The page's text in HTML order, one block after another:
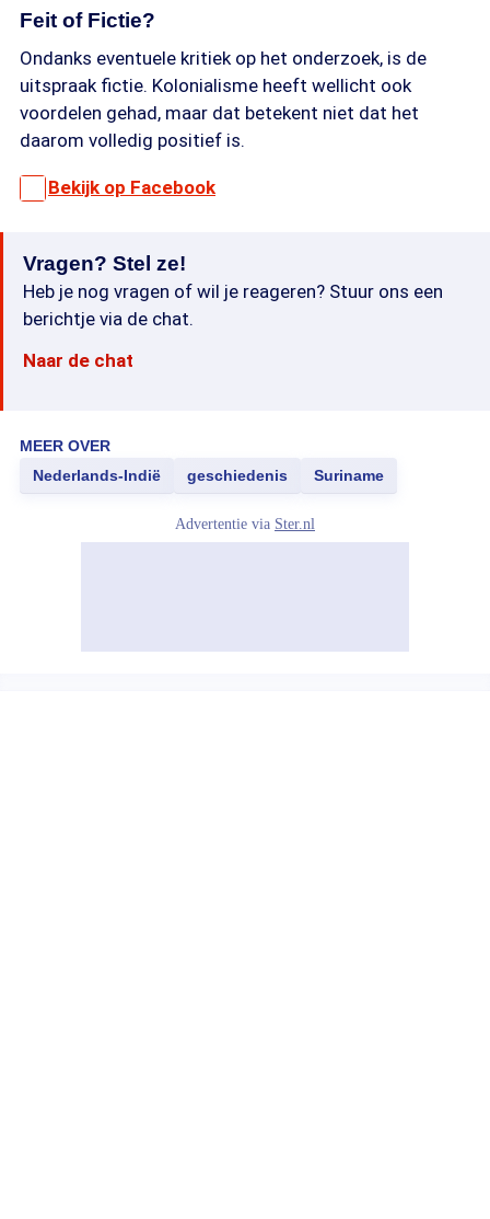
Feit of Fictie?
Ondanks eventuele kritiek op het onderzoek, is de
uitspraak fictie. Kolonialisme heeft wellicht ook
voordelen gehad, maar dat betekent niet dat het
daarom volledig positief is.
Bekijk op Facebook
Vragen? Stel ze!
Heb je nog vragen of wil je reageren? Stuur ons een
berichtje via de chat.
Naar de chat
MEER OVER
Nederlands-Indië
geschiedenis Suriname
Advertentie via Ster.nl